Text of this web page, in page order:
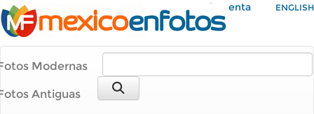
Mi Cuenta ENGLISH
Modernas
Antiguas